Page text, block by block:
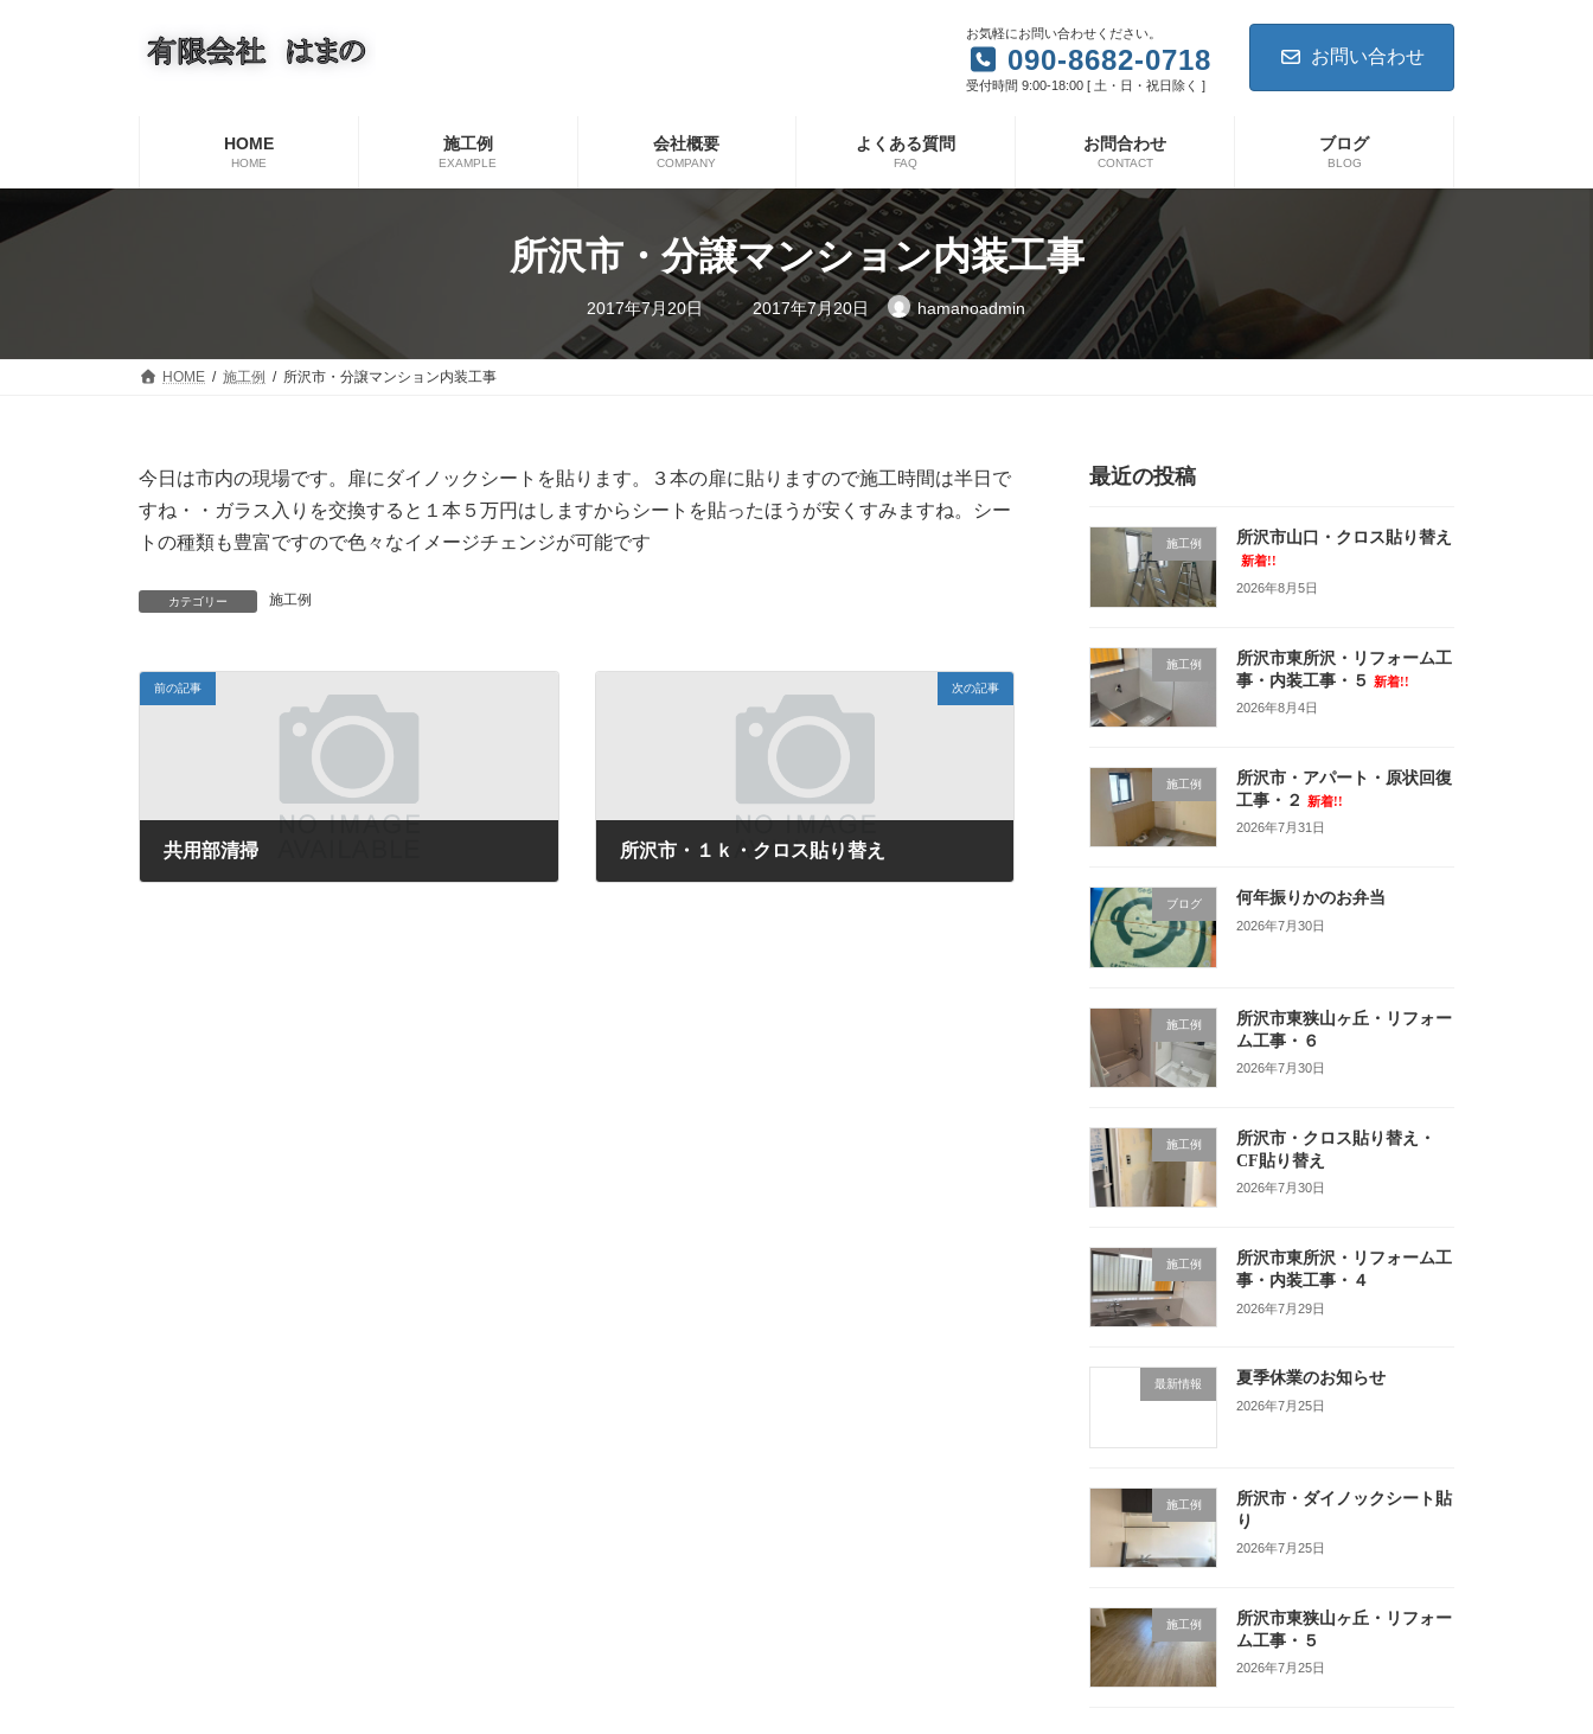
キ
プ
に
動
お気軽にお問い合わせください。
090-8682-0718
受付時間 9:00-18:00 [ 土・日・祝日除く ]
お問い合わせ
HOME
HOME
施工例
EXAMPLE
会社概要
COMPANY
よくある質問
FAQ
お問合わせ
CONTACT
ブログ
BLOG
所沢市・分譲マンション内装工事
2017年7月20日
最
終
新
日
2017年7月20日 hamanoadmin
HOME 施工例 所沢市・分譲マンション内装工事
今日は市内の現場です。扉にダイノックシートを貼ります。３本の扉に貼りますので施工時間は半日で
すね・・ガラス入りを交換すると１本５万円はしますからシートを貼ったほうが安くすみますね。シー
トの種類も豊富ですので色々なイメージチェンジが可能です
カテゴリー 施工例
前の記事
共用部清掃
次の記事
所沢市・１ｋ・クロス貼り替え
最近の投稿
施工例 所沢市山口・クロス貼り替え
新着!!
2026年8月5日
施工例
所沢市東所沢・リフォーム工
事・内装工事・５
新着!!
2026年8月4日
施工例
所沢市・アパート・原状回復
工事・２
新着!!
2026年7月31日
ブログ 何年振りかのお弁当
2026年7月30日
施工例
所沢市東狭山ヶ丘・リフォー
ム工事・６
2026年7月30日
施工例
所沢市・クロス貼り替え・
CF貼り替え
2026年7月30日
施工例
所沢市東所沢・リフォーム工
事・内装工事・４
2026年7月29日
最新情報 夏季休業のお知らせ
2026年7月25日
施工例
所沢市・ダイノックシート貼
り
2026年7月25日
施工例
所沢市東狭山ヶ丘・リフォー
ム工事・５
2026年7月25日